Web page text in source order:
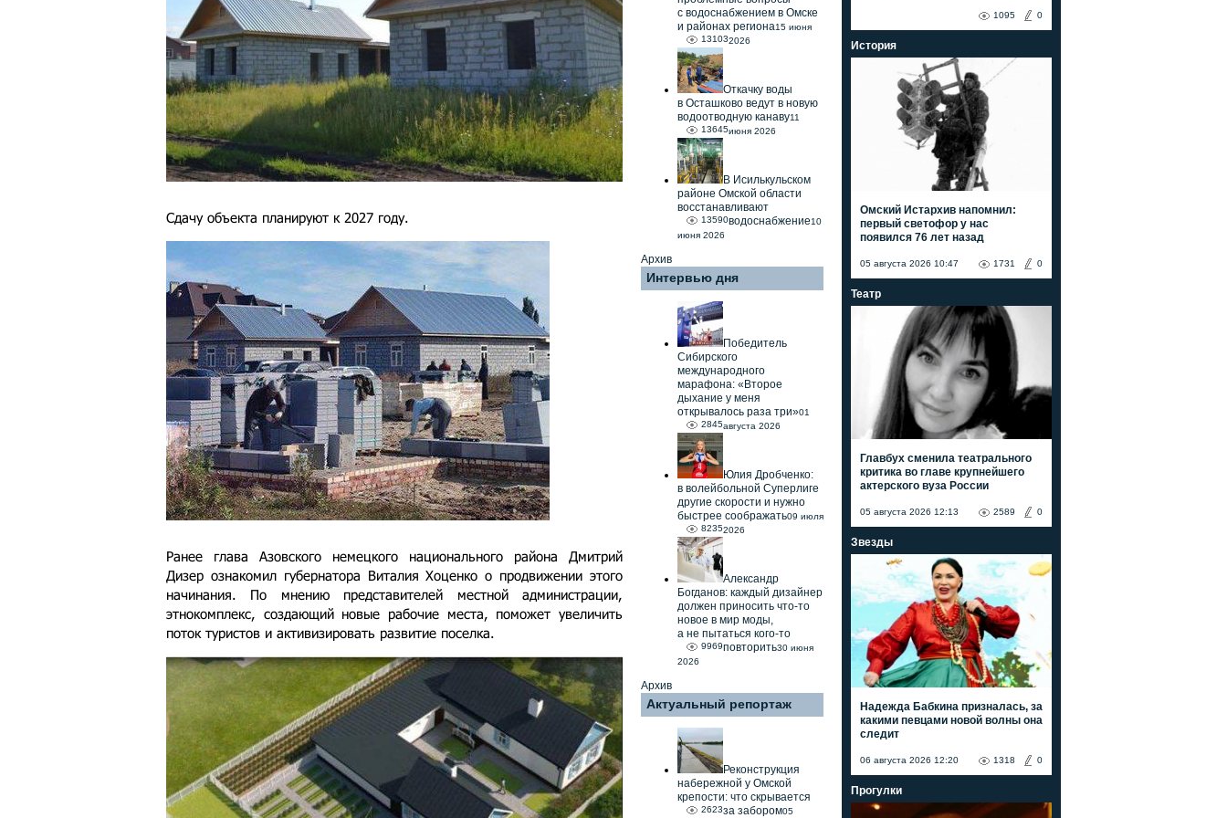
Сдачу объекта планируют к 2027 году.
Ранее глава Азовского немецкого национального района Дмитрий
Дизер ознакомил губернатора Виталия Хоценко о продвижении этого
начинания. По мнению представителей местной администрации,
этнокомплекс, создающий новые рабочие места, поможет увеличить
поток туристов и активизировать развитие поселка.
с водоснабжением в Омске
и районах региона
13103
15 июня
2026
Откачку воды
в Осташково ведут в новую
водоотводную канаву
13645
11
июня 2026
В Исилькульском
районе Омской области
восстанавливают
водоснабжение
13590
10
июня 2026
Архив
Интервью дня
Победитель
Сибирского
международного
марафона: «Второе
дыхание у меня
открывалось раза три»
2845
01
августа 2026
Юлия Дробченко:
в волейбольной Суперлиге
другие скорости и нужно
быстрее соображать
8235
09 июля
2026
Александр
Богданов: каждый дизайнер
должен приносить что-то
новое в мир моды,
а не пытаться кого-то
повторить
9969
30 июня
2026
Архив
Актуальный репортаж
Реконструкция
набережной у Омской
крепости: что скрывается
за забором
2623
05
0
1095
История
Омский Истархив напомнил:
первый светофор у нас
появился 76 лет назад
05 августа 2026 10:47 0
1731
Театр
Главбух сменила театрального
критика во главе крупнейшего
актерского вуза России
05 августа 2026 12:13 0
2589
Звезды
Надежда Бабкина призналась, за
какими певцами новой волны она
следит
06 августа 2026 12:20 0
1318
Прогулки